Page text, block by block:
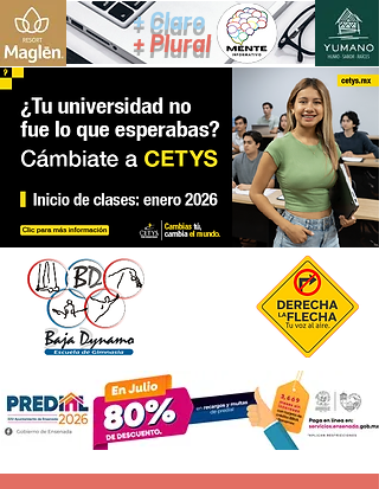
+ Claro
+ Plural